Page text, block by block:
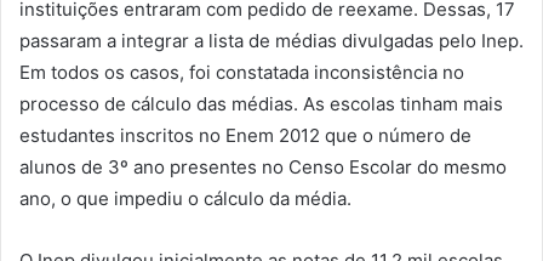
instituições entraram com pedido de reexame. Dessas, 17
passaram a integrar a lista de médias divulgadas pelo Inep.
Em todos os casos, foi constatada inconsistência no
processo de cálculo das médias. As escolas tinham mais
estudantes inscritos no Enem 2012 que o número de
alunos de 3º ano presentes no Censo Escolar do mesmo
ano, o que impediu o cálculo da média.